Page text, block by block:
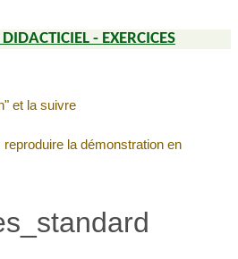
- EXERCICES
et la suivre
la démonstration en